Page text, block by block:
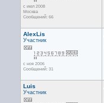
с июл 2008
Москва
Сообщений: 66
AlexLis
Участник
с ноя 2006
Сообщений: 31
Luis
Участник